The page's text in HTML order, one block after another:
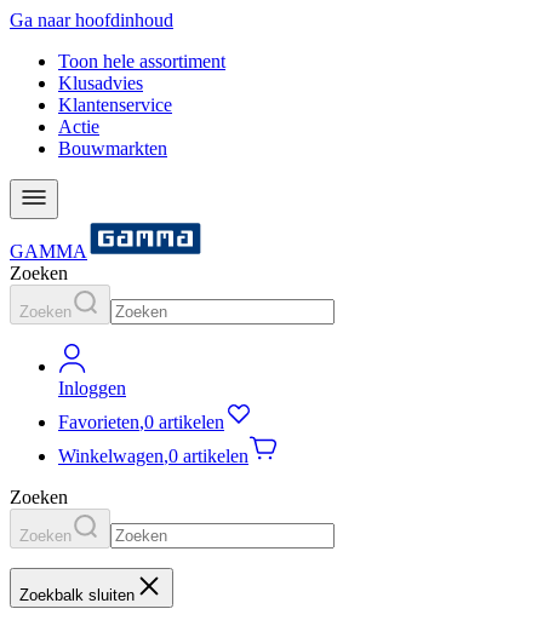
Ga naar hoofdinhoud
Toon hele assortiment
Klusadvies
Klantenservice
Actie
Bouwmarkten
GAMMA
Zoeken
Zoeken
Inloggen
Favorieten,0 artikelen
Winkelwagen,0 artikelen
Zoeken
Zoeken
Zoekbalk sluiten